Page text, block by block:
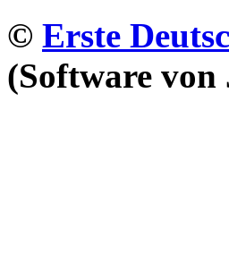
© Erste
(Software von